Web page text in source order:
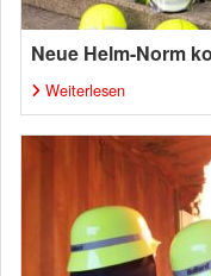
Neue Helm-Norm
Weiterlesen